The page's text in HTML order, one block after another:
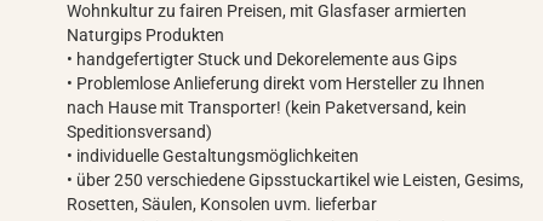
Wohnkultur zu fairen Preisen, mit Glasfaser armierten
Naturgips Produkten
• handgefertigter Stuck und Dekorelemente aus Gips
• Problemlose Anlieferung direkt vom Hersteller zu Ihnen
nach Hause mit Transporter! (kein Paketversand, kein
Speditionsversand)
• individuelle Gestaltungsmöglichkeiten
• über 250 verschiedene Gipsstuckartikel wie Leisten, Gesims,
Rosetten, Säulen, Konsolen uvm. lieferbar